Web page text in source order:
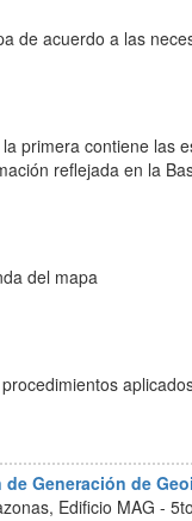
de acuerdo a las
primera contiene las
reflejada en la
del mapa
de Generación de
Edificio MAG -